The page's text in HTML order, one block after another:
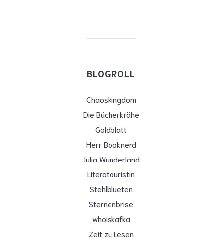
BLOGROLL
Chaoskingdom
Die Bücherkrähe
Goldblatt
Herr Booknerd
Julia Wunderland
Literatouristin
Stehlblueten
Sternenbrise
whoiskafka
Zeit zu Lesen